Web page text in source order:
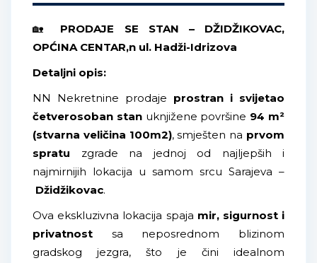
🏡 PRODAJE SE STAN – DŽIDŽIKOVAC,
OPĆINA CENTAR,n ul. Hadži-Idrizova
Detaljni opis:
NN Nekretnine prodaje prostran i svijetao
četverosoban stanuknjižene površine 94 m²
(stvarna veličina 100m2), smješten na prvom
spratu zgrade na jednoj od najljepših i
najmirnijih lokacija u samom srcu Sarajeva –
Džidžikovac.
Ova ekskluzivna lokacija spaja mir, sigurnost i
privatnost sa neposrednom blizinom
gradskog jezgra, što je čini idealnom